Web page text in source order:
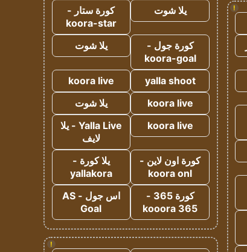
! يلا شوت
كورة ستار -
koora-star
كورة جول -
koora-goal
يلا شوت
yalla shoot
koora live
koora live
يلا شوت
koora live
Yalla Live - يلا
لايف
كورة اون لاين -
koora onl
يلا كورة -
yallakora
كورة 365 -
kooora 365
اس جول - AS
Goal
!